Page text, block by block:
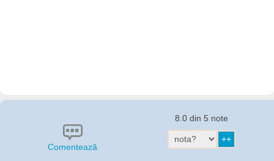
Comentează
8.0 din 5 note